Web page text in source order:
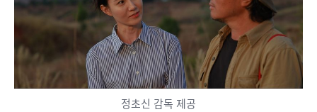
정초신 감독 제공